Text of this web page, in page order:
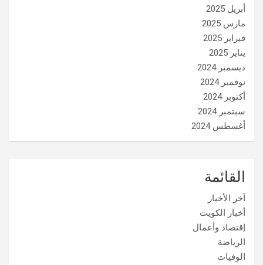
أبريل 2025
مارس 2025
فبراير 2025
يناير 2025
ديسمبر 2024
نوفمبر 2024
أكتوبر 2024
سبتمبر 2024
أغسطس 2024
القائمة
آخر الأخبار
أخبار الكويت
إقتصاد وأعمال
الرياضة
الوفيات